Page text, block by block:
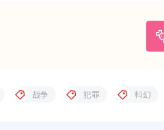
战争 犯罪 科幻